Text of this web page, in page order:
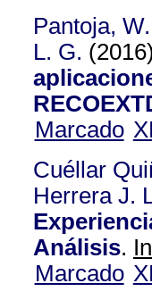
Pantoja,
L. G.
Marcado
Cuéllar
Herrera J.
Análisis.
Marcado